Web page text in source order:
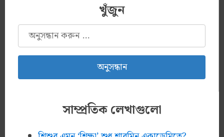
খুঁজুন
অনুসন্ধানঃ
সাম্প্রতিক লেখাগুলো